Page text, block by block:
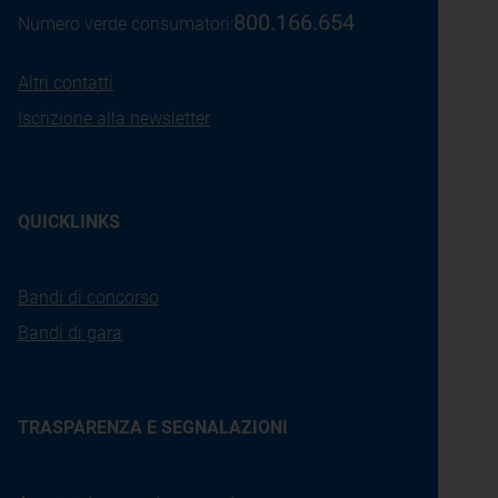
Numero verde consumatori:800.166.654
Altri contatti
Iscrizione alla newsletter
QUICKLINKS
Bandi di concorso
Bandi di gara
TRASPARENZA E SEGNALAZIONI